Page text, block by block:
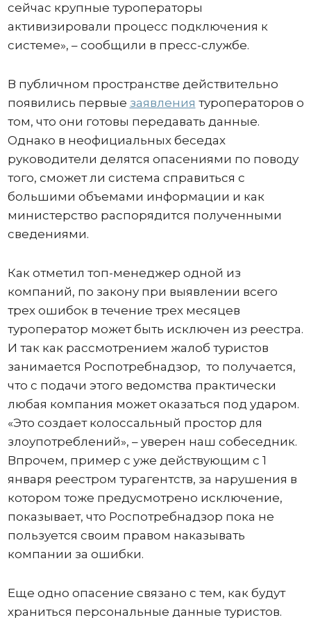
сейчас крупные туроператоры
активизировали процесс подключения к
системе», – сообщили в пресс-службе.
В публичном пространстве действительно
появились первые заявления туроператоров о
том, что они готовы передавать данные.
Однако в неофициальных беседах
руководители делятся опасениями по поводу
того, сможет ли система справиться с
большими объемами информации и как
министерство распорядится полученными
сведениями.
Как отметил топ-менеджер одной из
компаний, по закону при выявлении всего
трех ошибок в течение трех месяцев
туроператор может быть исключен из реестра.
И так как рассмотрением жалоб туристов
занимается Роспотребнадзор, то получается,
что с подачи этого ведомства практически
любая компания может оказаться под ударом.
«Это создает колоссальный простор для
злоупотреблений», – уверен наш собеседник.
Впрочем, пример с уже действующим с 1
января реестром турагентств, за нарушения в
котором тоже предусмотрено исключение,
показывает, что Роспотребнадзор пока не
пользуется своим правом наказывать
компании за ошибки.
Еще одно опасение связано с тем, как будут
храниться персональные данные туристов.